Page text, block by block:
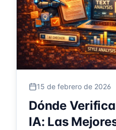
15 de febrero de 2026
Dónde
IA: Las